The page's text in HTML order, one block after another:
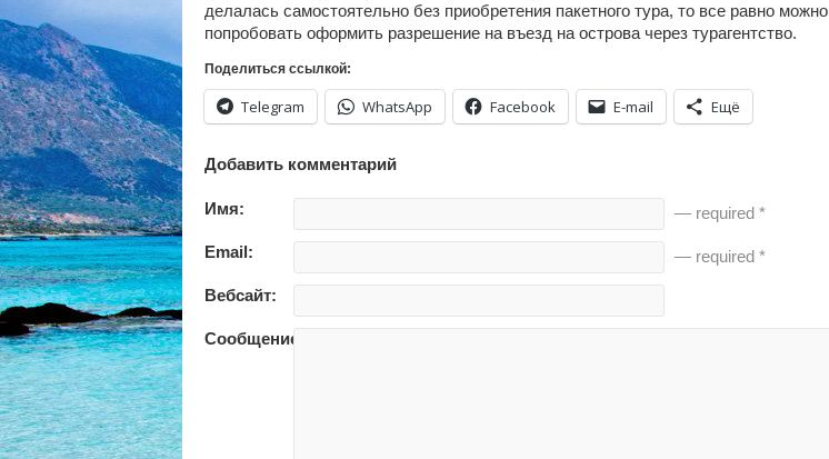
делалась самостоятельно без приобретения пакетного тура, то все равно можно
попробовать оформить разрешение на въезд на острова через турагентство.
Поделиться ссылкой:
Telegram WhatsApp Facebook E-mail Ещё
Добавить комментарий
Имя: — required *
Email: — required *
Вебсайт:
Сообщение: